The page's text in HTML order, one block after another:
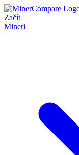
Začít
Mineri